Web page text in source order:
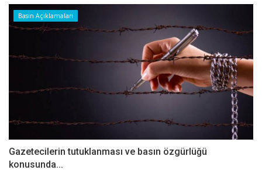
Basın Açıklamaları
Gazetecilerin tutuklanması ve basın özgürlüğü
konusunda...